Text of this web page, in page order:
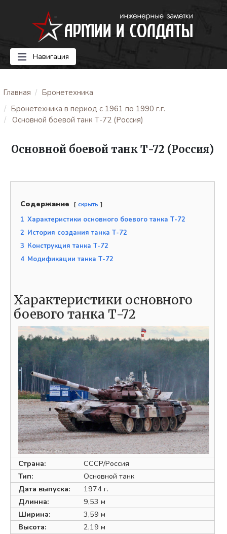
Навигация
Главная
Бронетехника
Бронетехника в период с 1961 по 1990 г.г.
Основной боевой танк Т-72 (Россия)
Основной боевой танк Т-72 (Россия)
Содержание скрыть
1 Характеристики основного боевого танка Т-72
2 История создания танка Т-72
3 Конструкция танка Т-72
4 Модификации танка Т-72
Характеристики основного
боевого танка Т-72
Страна:
СССР/Россия
Тип:
Основной танк
Дата выпуска:
1974 г.
Длинна:
9,53 м
Ширина:
3,59 м
Высота:
2,19 м